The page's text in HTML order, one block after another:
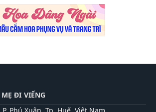
ĐI VIẾNG